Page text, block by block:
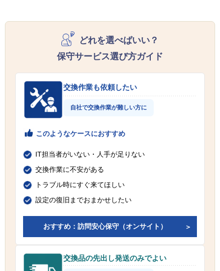
どれを選べばいい？
保守サービス選び方ガイド
交換作業も依頼したい
自社で交換作業が難しい方に
このようなケースにおすすめ
IT担当者がいない・人手が足りない
交換作業に不安がある
トラブル時にすぐ来てほしい
設定の復旧までおまかせしたい
おすすめ：訪問安心保守（オンサイト）
交換品の先出し発送のみでよい